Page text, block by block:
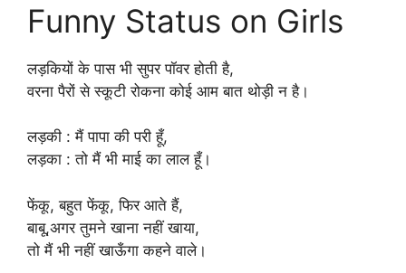
Funny Status on Girls
लड़कियों के पास भी सुपर पॉवर होती है,
वरना पैरों से स्कूटी रोकना कोई आम बात थोड़ी न है।
लड़की : मैं पापा की परी हूँ,
लड़का : तो मैं भी माई का लाल हूँ।
फेंकू, बहुत फेंकू, फिर आते हैं,
बाबू,अगर तुमने खाना नहीं खाया,
तो मैं भी नहीं खाऊँगा कहने वाले।